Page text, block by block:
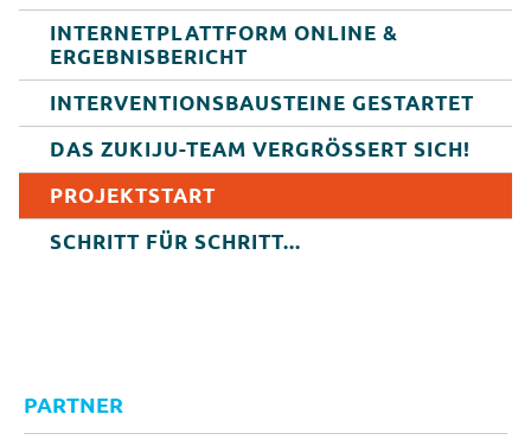
INTERNETPLATTFORM ONLINE &
ERGEBNISBERICHT
INTERVENTIONSBAUSTEINE GESTARTET
DAS ZUKIJU-TEAM VERGRÖSSERT SICH!
PROJEKTSTART
SCHRITT FÜR SCHRITT...
PARTNER